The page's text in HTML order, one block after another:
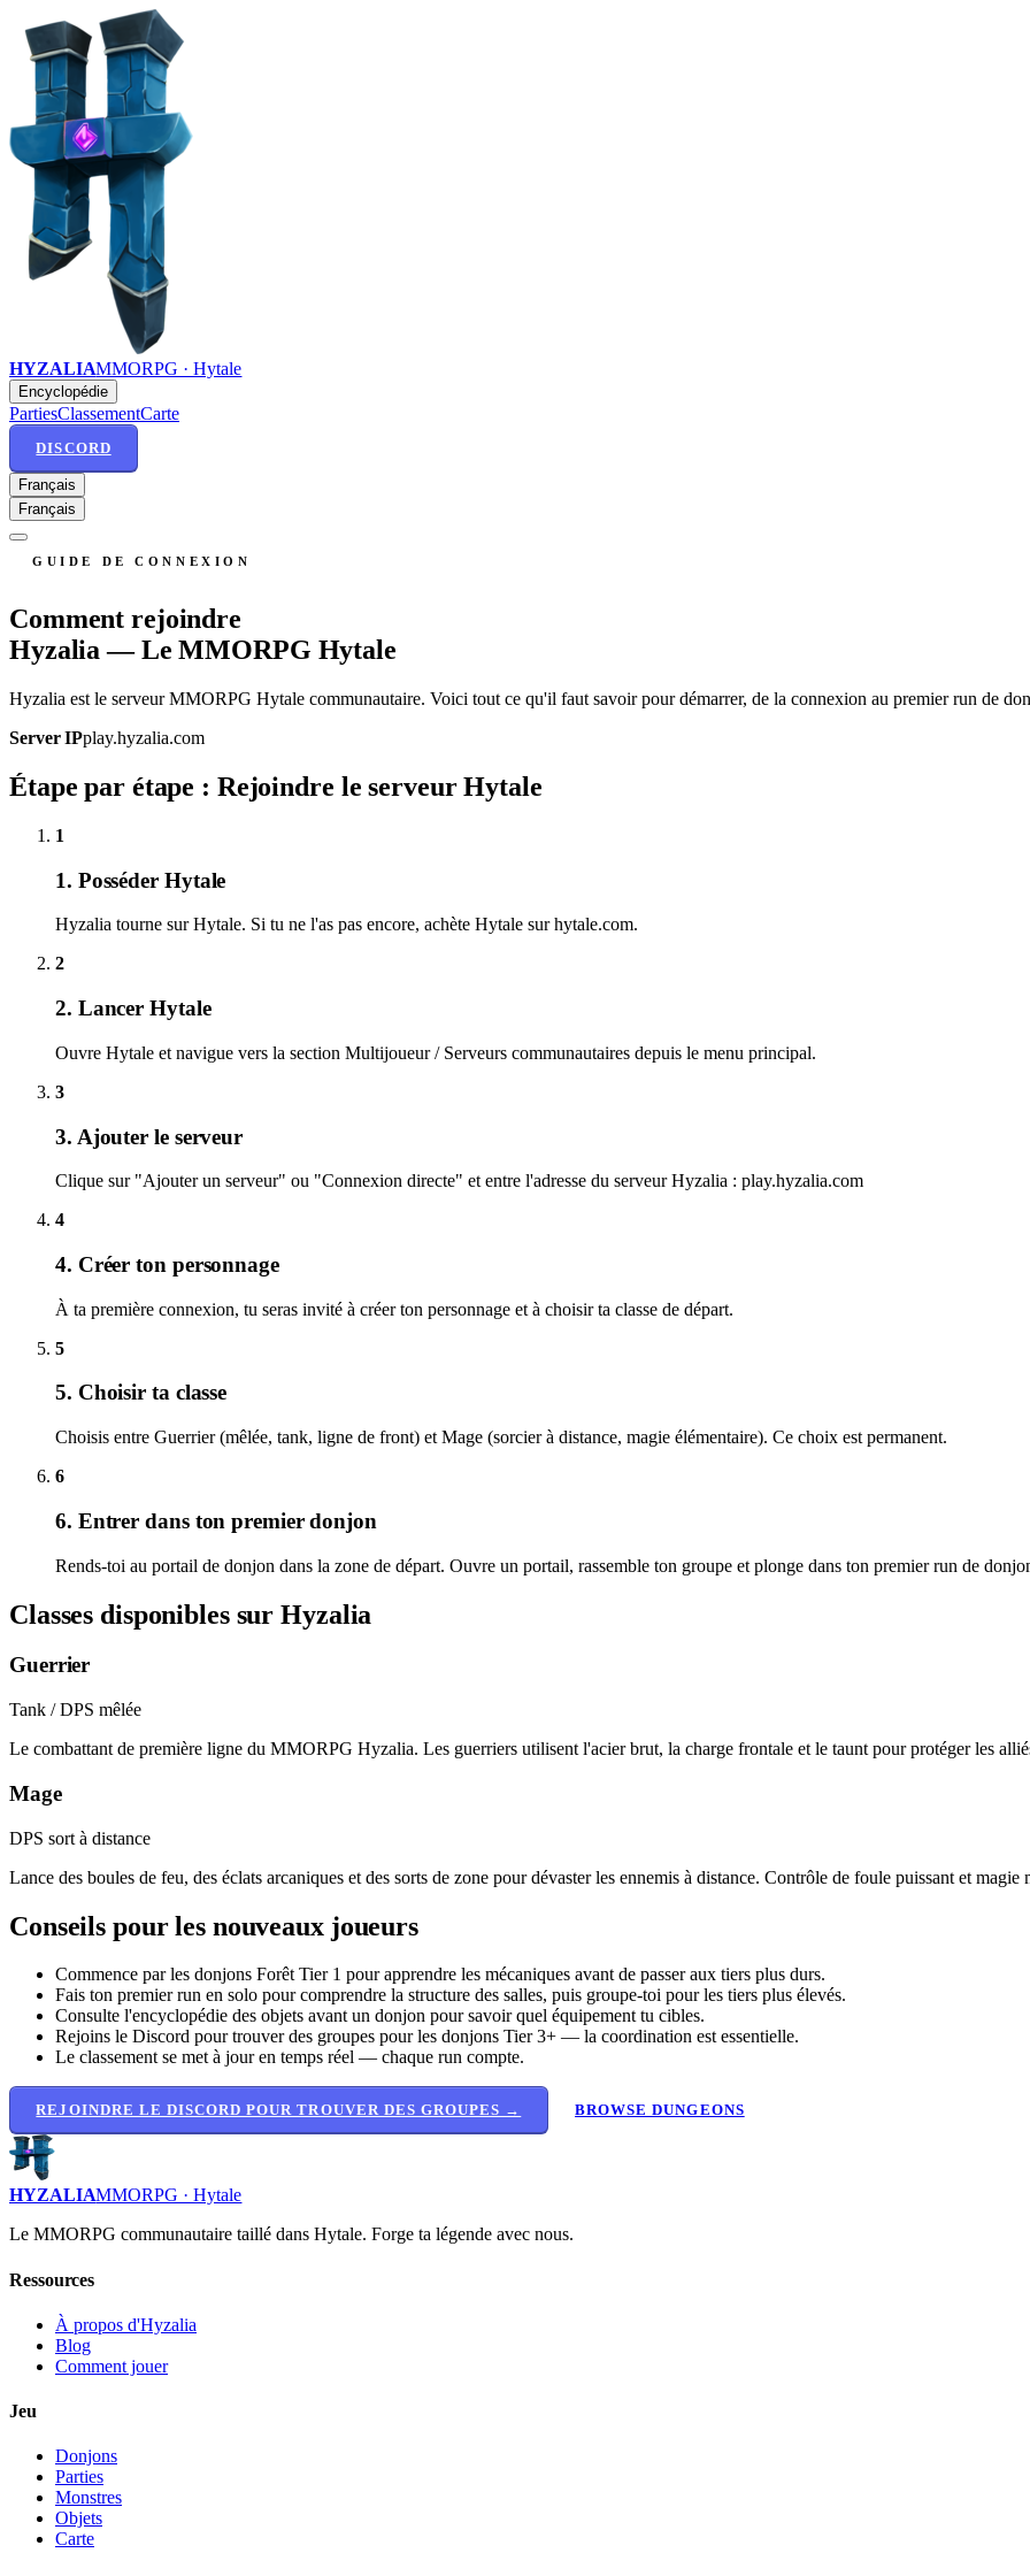
HYZALIAMMORPG · Hytale
Encyclopédie
PartiesClassementCarte
DISCORD
Français
Français
GUIDE DE CONNEXION
Comment rejoindre
Hyzalia — Le MMORPG Hytale
Hyzalia est le serveur MMORPG Hytale communautaire. Voici tout ce qu'il faut savoir pour démarrer, de la connexion au premier run de
Server IPplay.hyzalia.com
Étape par étape : Rejoindre le serveur Hytale
1
1. Posséder Hytale
Hyzalia tourne sur Hytale. Si tu ne l'as pas encore, achète Hytale sur hytale.com.
2
2. Lancer Hytale
Ouvre Hytale et navigue vers la section Multijoueur / Serveurs communautaires depuis le menu principal.
3
3. Ajouter le serveur
Clique sur "Ajouter un serveur" ou "Connexion directe" et entre l'adresse du serveur Hyzalia : play.hyzalia.com
4
4. Créer ton personnage
À ta première connexion, tu seras invité à créer ton personnage et à choisir ta classe de départ.
5
5. Choisir ta classe
Choisis entre Guerrier (mêlée, tank, ligne de front) et Mage (sorcier à distance, magie élémentaire). Ce choix est permanent.
6
6. Entrer dans ton premier donjon
Rends-toi au portail de donjon dans la zone de départ. Ouvre un portail, rassemble ton groupe et plonge dans ton premier run de
Classes disponibles sur Hyzalia
Guerrier
Tank / DPS mêlée
Le combattant de première ligne du MMORPG Hyzalia. Les guerriers utilisent l'acier brut, la charge frontale et le taunt pour protéger les
Mage
DPS sort à distance
Lance des boules de feu, des éclats arcaniques et des sorts de zone pour dévaster les ennemis à distance. Contrôle de foule puissant et magie
Conseils pour les nouveaux joueurs
Commence par les donjons Forêt Tier 1 pour apprendre les mécaniques avant de passer aux tiers plus durs.
Fais ton premier run en solo pour comprendre la structure des salles, puis groupe-toi pour les tiers plus élevés.
Consulte l'encyclopédie des objets avant un donjon pour savoir quel équipement tu cibles.
Rejoins le Discord pour trouver des groupes pour les donjons Tier 3+ — la coordination est essentielle.
Le classement se met à jour en temps réel — chaque run compte.
REJOINDRE LE DISCORD POUR TROUVER DES GROUPES → BROWSE DUNGEONS
HYZALIAMMORPG · Hytale
Le MMORPG communautaire taillé dans Hytale. Forge ta légende avec nous.
Ressources
À propos d'Hyzalia
Blog
Comment jouer
Jeu
Donjons
Parties
Monstres
Objets
Carte